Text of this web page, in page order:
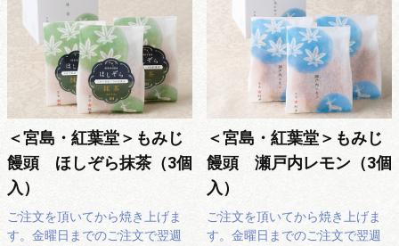
＜宮島・紅葉堂＞もみじ
饅頭 ほしぞら抹茶（3個
入）
ご注文を頂いてから焼き上げま
す。金曜日までのご注文で翌週
＜宮島・紅葉堂＞もみじ
饅頭 瀬戸内レモン（3個
入）
ご注文を頂いてから焼き上げま
す。金曜日までのご注文で翌週